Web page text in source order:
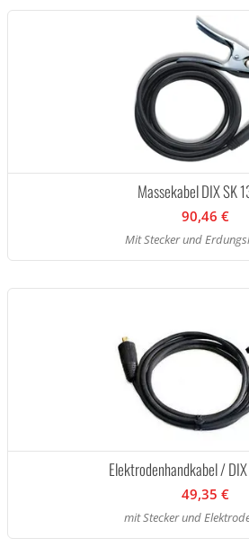
Massekabel DIX SK
90,46 €
Mit Stecker und
Elektrodenhandkabel /
49,35 €
mit Stecker und